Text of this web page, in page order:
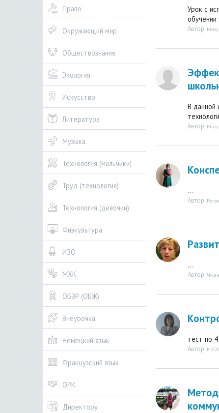
Право
Окружающий мир
Обществознание
Экология
Искусство
Литература
Музыка
Технология (мальчики)
Труд (технология)
Технология (девочки)
Физкультура
ИЗО
МХК
ОБЗР (ОБЖ)
Внеурочка
Немецкий язык
Французский язык
ОРК
Директору
Урок с
обучении
Автор:
В данной
Автор:
...
Автор:
...
Автор:
тест по
Автор: